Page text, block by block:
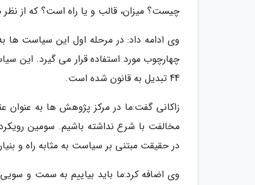
چیست؟ میزان، قالب و یا راه است؟ که از
وی ادامه داد: در مرحله اول این سیاست ها
چهارچوب مورد استفاده قرار می گیرد. این
44 تبدیل به قانون شده است.
مخالفت با شرع نداشته باشیم. سومین
در حقیقت مبتنی بر سیاست به مثابه راه و
وی اضافه کرد:ما باید بیاییم به سمت و